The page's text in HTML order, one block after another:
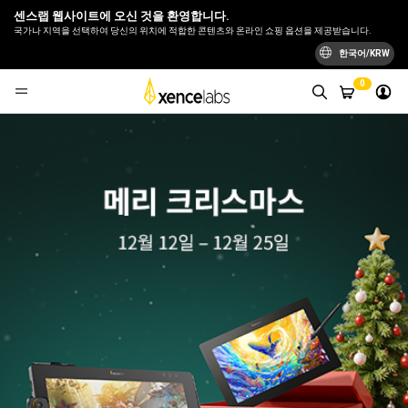
센스랩 웹사이트에 오신 것을 환영합니다.
국가나 지역을 선택하여 당신의 위치에 적합한 콘텐츠와 온라인 쇼핑 옵션을 제공받습니다.
한국어/KRW
0